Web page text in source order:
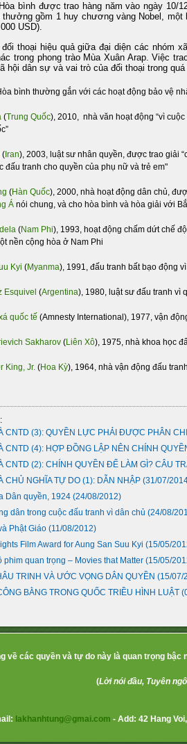
bình được trao hàng năm vào ngày 10/
thưởng gồm 1 huy chương vàng Nobel,
USD).
thoại hiệu quả giữa đại diện các nhóm
trong phong trào Mùa Xuân Arap. Việc
hội dân sự và vai trò của đối thoại trong
bình thường gắn với các hoạt động bảo vệ
(Trung Quốc), 2010, nhà văn hoạt động “vì
( Iran), 2003, luật sư nhân quyền, được trao giải
đấu tranh cho quyền của phụ nữ và trẻ em"
(Hàn Quốc), 2000, nhà hoạt động dân chủ,
Á nói chung, và cho hòa bình và hòa giải với
(Nam Phi), 1993, hoạt động chấm dứt chế
nền cộng hòa ở Nam Phi
Kyi (Myanma), 1991, đấu tranh bất bạo động
Esquivel (Argentina), 1980, luật sư đấu tranh vì
quốc tế (Amnesty International), 1977, vận
Sakharov (Liên Xô), 1975, nhà khoa học
King, Jr. (Hoa Kỳ), 1964, nhà vận động đấu
CNTD (3): QUYỀN LỰC PHẢI ĐƯỢC PHÂN
CNTD (4): HỢP ĐỒNG LẬP NÊN CHÍNH
CNTD (2): CHÍNH QUYỀN ĐỂ LÀM GÌ? CÂU
CHỦ NGHĨA TỰ DO (1): DẪN NHẬP (31/07/
Dân quyền, 1924 (24/08/2012)
dân trong cuộc đấu tranh vì dân chủ (24/08/
Phật Giáo (11/08/2012)
Film Award for Aung San Suu Kyi (15/05/
phim quan trọng – Movies that Matter (15/05/
TRINH VÀ ƯỚC VỌNG DÂN QUYỀN (15/07/
BẰNG TRONG QUỐC TRIỀU HÌNH LUẬT
về các quyền và tự do này là quan trọng bậc
Lời nói đầu, Tuyên
lakhanhtung@gmai.com - Add: 42 Hang